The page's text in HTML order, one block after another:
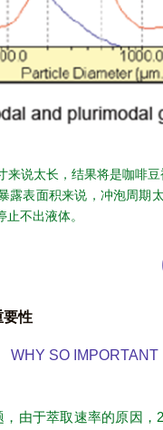
说太长，结果将是咖啡
露表面积来说，冲泡周期
不出液体。
性
WHY SO
由于萃取速率的原因